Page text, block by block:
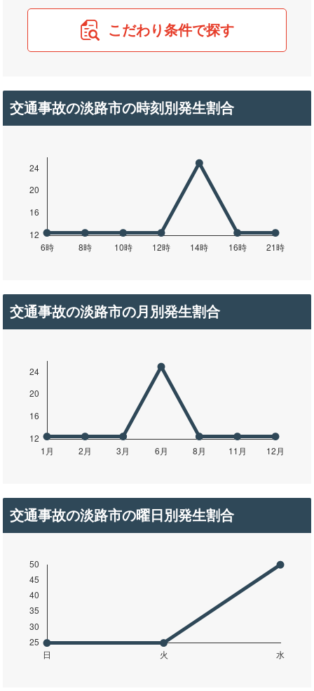
こだわり条件で探す
交通事故の淡路市の時刻別発生割合
交通事故の淡路市の月別発生割合
交通事故の淡路市の曜日別発生割合